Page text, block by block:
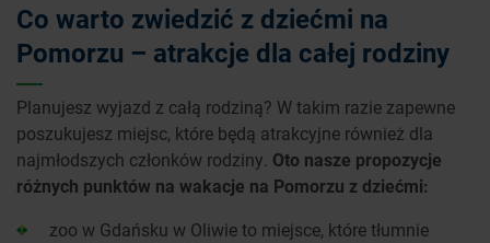
Co warto zwiedzić z dziećmi na
Pomorzu – atrakcje dla całej rodziny
Planujesz wyjazd z całą rodziną? W takim razie zapewne
poszukujesz miejsc, które będą atrakcyjne również dla
najmłodszych członków rodziny. Oto nasze propozycje
różnych punktów na wakacje na Pomorzu z dziećmi:
zoo w Gdańsku w Oliwie to miejsce, które tłumnie